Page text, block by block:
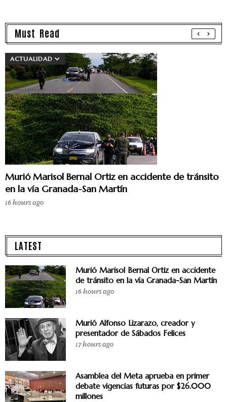
Must Read
ACTUALIDAD
Murió Marisol Bernal Ortiz en accidente de tránsito
en la vía Granada-San Martín
16 hours ago
LATEST
Murió Marisol Bernal Ortiz en accidente
de tránsito en la vía Granada-San Martín
16 hours ago
Murió Alfonso Lizarazo, creador y
presentador de Sábados Felices
17 hours ago
Asamblea del Meta aprueba en primer
debate vigencias futuras por $26.000
millones